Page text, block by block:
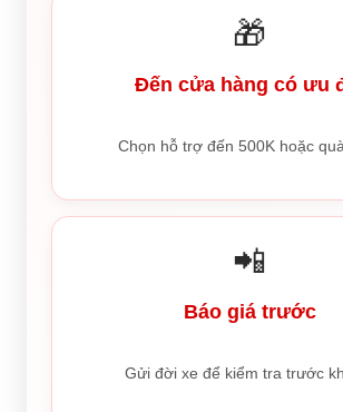
🎁
Đến cửa hàng có ưu
Chọn hỗ trợ đến 500K hoặc
📲
Báo giá trước
Gửi đời xe để kiểm tra trước